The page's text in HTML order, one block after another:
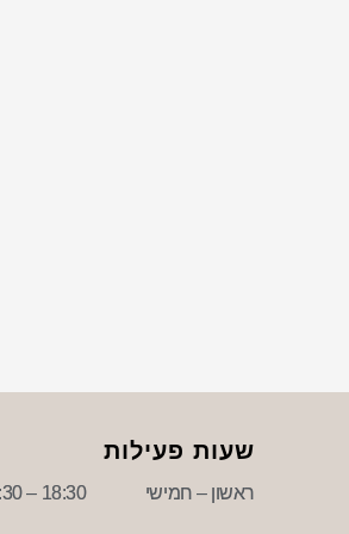
שעות פעילות
ראשון – חמישי 18:30 – 09:30